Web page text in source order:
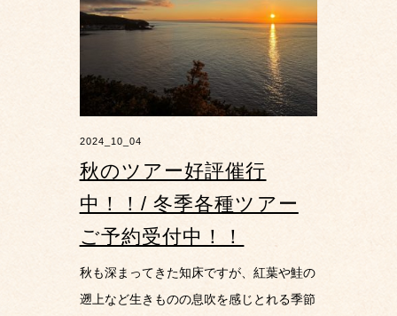
2024_10_04
秋のツアー好評催行
中！！/ 冬季各種ツアー
ご予約受付中！！
秋も深まってきた知床ですが、紅葉や鮭の
遡上など生きものの息吹を感じとれる季節